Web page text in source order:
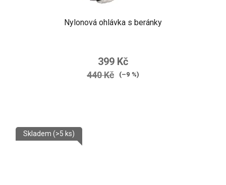
Nylonová ohlávka s beránky
399 Kč
440 Kč (–9 %)
Skladem (>5 ks)